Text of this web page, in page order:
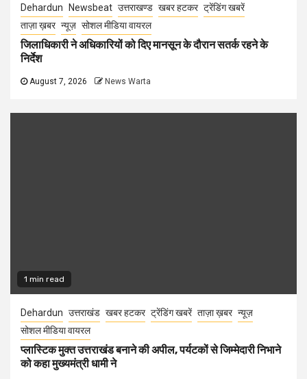
Dehardun Newsbeat उत्तराखण्ड खबर हटकर ट्रेंडिंग खबरें
ताज़ा ख़बर न्यूज़ सोशल मीडिया वायरल
जिलाधिकारी ने अधिकारियों को दिए मानसून के दौरान सतर्क रहने के
निर्देश
August 7, 2026 News Warta
1 min read
Dehardun उत्तराखंड खबर हटकर ट्रेंडिंग खबरें ताज़ा ख़बर न्यूज़
सोशल मीडिया वायरल
प्लास्टिक मुक्त उत्तराखंड बनाने की अपील, पर्यटकों से जिम्मेदारी निभाने
को कहा मुख्यमंत्री धामी ने